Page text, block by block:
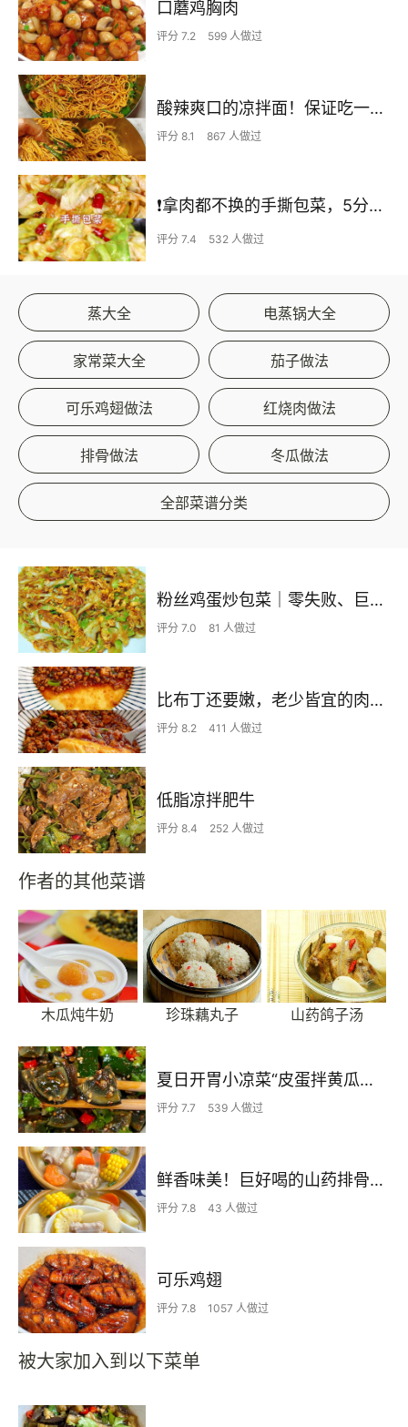
口蘑鸡胸肉
评分 7.2 599 人做过
酸辣爽口的凉拌面！保证吃一次就上瘾
评分 8.1 867 人做过
❗拿肉都不换的手撕包菜，5分钟快手家常菜🔥
评分 7.4 532 人做过
蒸大全 电蒸锅大全
家常菜大全 茄子做法
可乐鸡翅做法 红烧肉做法
排骨做法 冬瓜做法
全部菜谱分类
粉丝鸡蛋炒包菜｜零失败、巨下饭
评分 7.0 81 人做过
比布丁还要嫩，老少皆宜的肉沫蒸蛋
评分 8.2 411 人做过
低脂凉拌肥牛
评分 8.4 252 人做过
作者的其他菜谱
木瓜炖牛奶 珍珠藕丸子 山药鸽子汤
夏日开胃小凉菜“皮蛋拌黄瓜🥒”开胃减脂
评分 7.7 539 人做过
鲜香味美！巨好喝的山药排骨汤！！
评分 7.8 43 人做过
可乐鸡翅
评分 7.8 1057 人做过
被大家加入到以下菜单